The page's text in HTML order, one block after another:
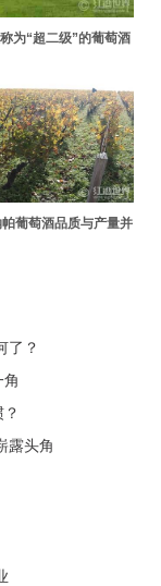
为“超二级”的葡萄酒
葡萄酒品质与产量并
了？
露头角